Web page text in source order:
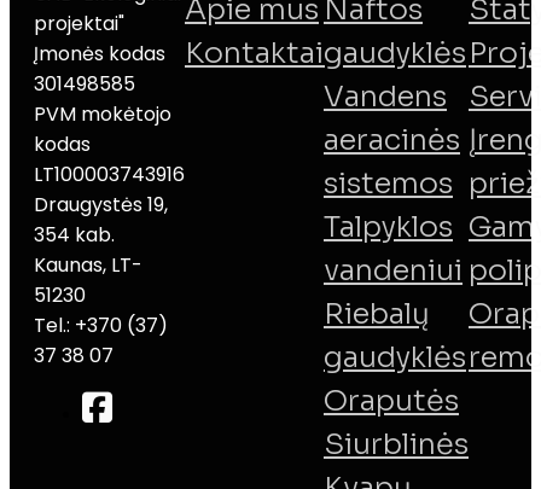
projektai"
Įmonės kodas
301498585
PVM mokėtojo
kodas
LT100003743916
Draugystės 19,
354 kab.
Kaunas, LT-
51230
Tel.: +370 (37)
37 38 07
Apie mus
Kontaktai
Naftos
gaudyklės
Vandens
aeracinės
sistemos
Talpyklos
vandeniui
Riebalų
gaudyklės
Oraputės
Siurblinės